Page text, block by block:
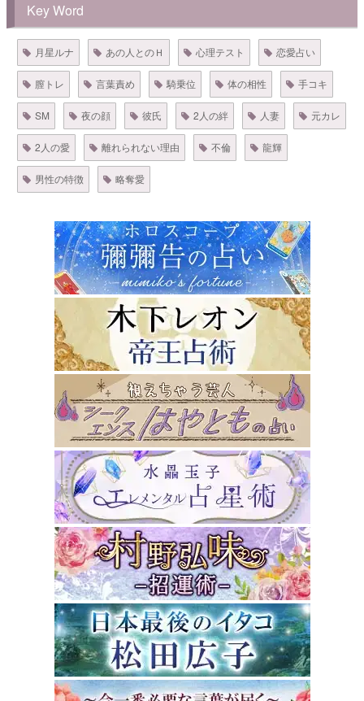
Key Word
月星ルナ あの人とのＨ 心理テスト 恋愛占い
膣トレ 言葉責め 騎乗位 体の相性 手コキ
SM 夜の顔 彼氏 2人の絆 人妻 元カレ
2人の愛 離れられない理由 不倫 龍輝
男性の特徴 略奪愛